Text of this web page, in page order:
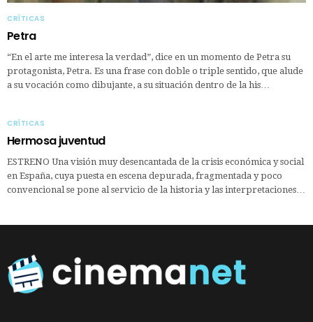
CRÍTICAS
Petra
“En el arte me interesa la verdad”, dice en un momento de Petra su
protagonista, Petra. Es una frase con doble o triple sentido, que alude
a su vocación como dibujante, a su situación dentro de la his…
CRÍTICAS
Hermosa juventud
ESTRENO Una visión muy desencantada de la crisis económica y social
en España, cuya puesta en escena depurada, fragmentada y poco
convencional se pone al servicio de la historia y las interpretaciones…